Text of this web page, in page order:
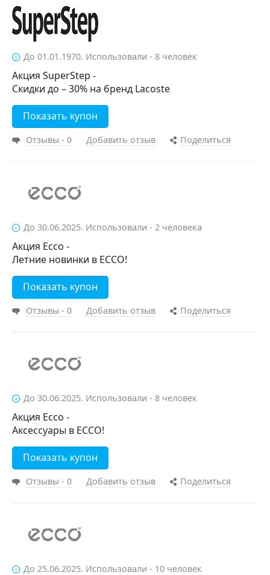
До 01.01.1970. Использовали - 8 человек
Акция SuperStep -
Скидки до – 30% на бренд Lacoste
Показать купон
Отзывы - 0 Добавить отзыв Поделиться
До 30.06.2025. Использовали - 2 человека
Акция Ecco -
Летние новинки в ECCO!
Показать купон
Отзывы - 0 Добавить отзыв Поделиться
До 30.06.2025. Использовали - 8 человек
Акция Ecco -
Аксессуары в ECCO!
Показать купон
Отзывы - 0 Добавить отзыв Поделиться
До 25.06.2025. Использовали - 10 человек